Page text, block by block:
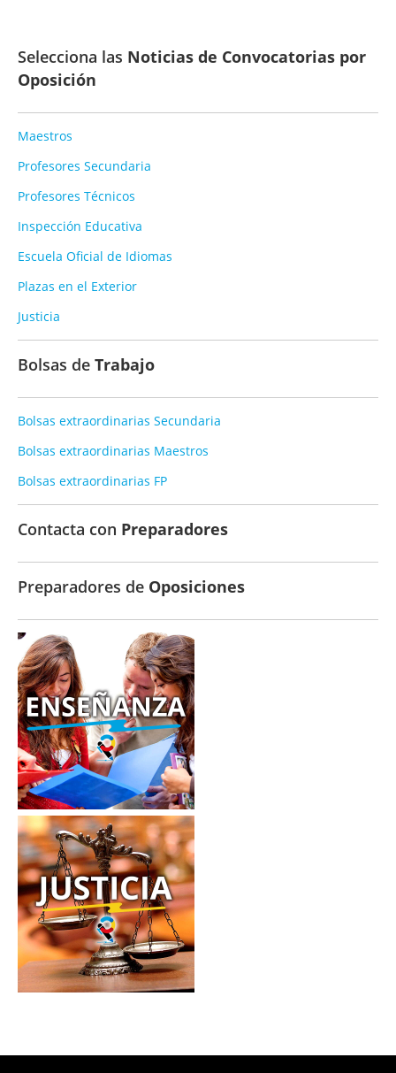
Selecciona las Noticias de Convocatorias por
Oposición
Maestros
Profesores Secundaria
Profesores Técnicos
Inspección Educativa
Escuela Oficial de Idiomas
Plazas en el Exterior
Justicia
Bolsas de Trabajo
Bolsas extraordinarias Secundaria
Bolsas extraordinarias Maestros
Bolsas extraordinarias FP
Contacta con Preparadores
Preparadores de Oposiciones